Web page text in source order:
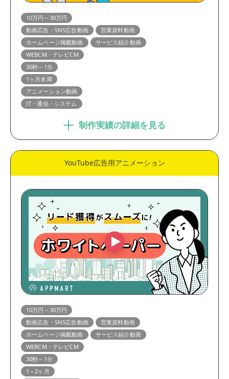
10万円～30万円
動画広告・SNS広告動画
営業資料動画
ホームページ掲載動画
サービス紹介動画
WEBCM・テレビCM
30秒～1分
1ヶ月未満
アニメーション動画
IT・通信・システム
制作実績の詳細を見る
YouTube広告用アニメーション
10万円～30万円
動画広告・SNS広告動画
営業資料動画
ホームページ掲載動画
サービス紹介動画
WEBCM・テレビCM
30秒～1分
1～2ヶ月